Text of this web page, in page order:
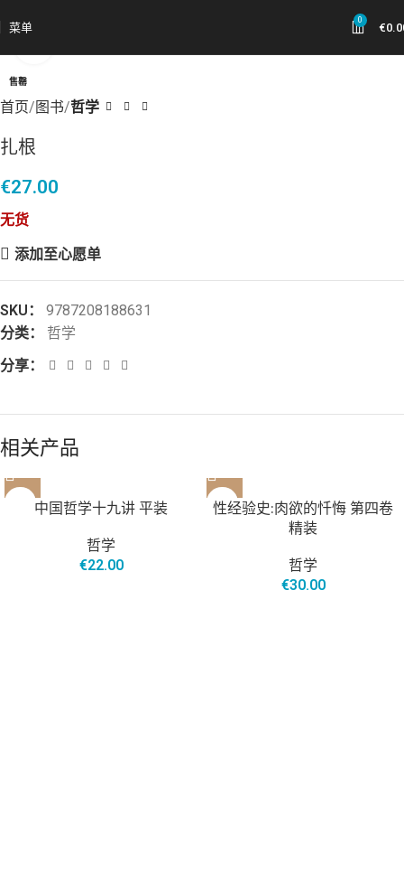
菜单
0
€
售罄
首页 图书 哲学
扎根
€27.00
无货
添加至心愿单
SKU： 9787208188631
分类：
哲学
分享：
相关产品
中国哲学十九讲 平装
哲学
€22.00
性经验史:肉欲的忏悔 第四卷
精装
哲学
€30.00